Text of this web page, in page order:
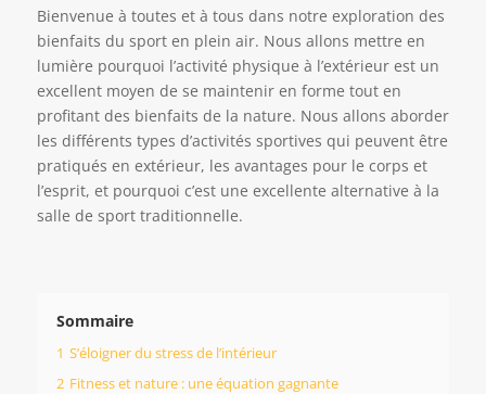
Bienvenue à toutes et à tous dans notre exploration des
bienfaits du sport en plein air. Nous allons mettre en
lumière pourquoi l’activité physique à l’extérieur est un
excellent moyen de se maintenir en forme tout en
profitant des bienfaits de la nature. Nous allons aborder
les différents types d’activités sportives qui peuvent être
pratiqués en extérieur, les avantages pour le corps et
l’esprit, et pourquoi c’est une excellente alternative à la
salle de sport traditionnelle.
Sommaire
1 S’éloigner du stress de l’intérieur
2 Fitness et nature : une équation gagnante